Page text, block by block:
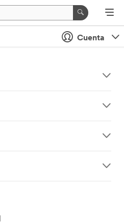
Cuenta